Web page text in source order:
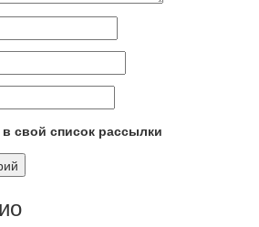
свой список рассылки